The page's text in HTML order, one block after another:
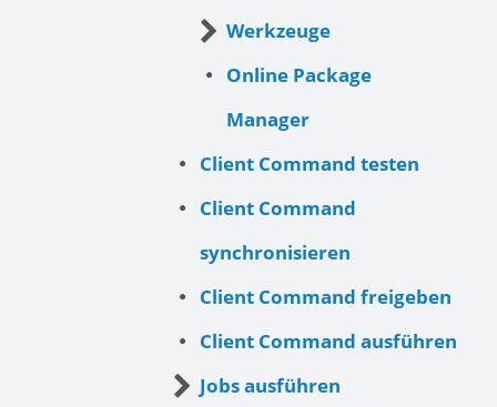
Werkzeuge
Online Package
Manager
Client Command testen
Client Command
synchronisieren
Client Command freigeben
Client Command ausführen
Jobs ausführen